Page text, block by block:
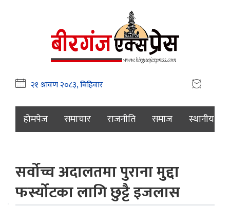
होमपेज समाचार राजनीति समाज स्थानीय
सर्वोच्च अदालतमा पुराना मुद्दा
फर्स्योटका लागि छुट्टै इजलास